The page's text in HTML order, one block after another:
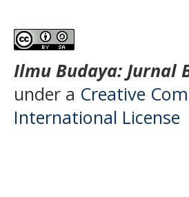
Ilmu Budaya: Jurnal
under a Creative
International License